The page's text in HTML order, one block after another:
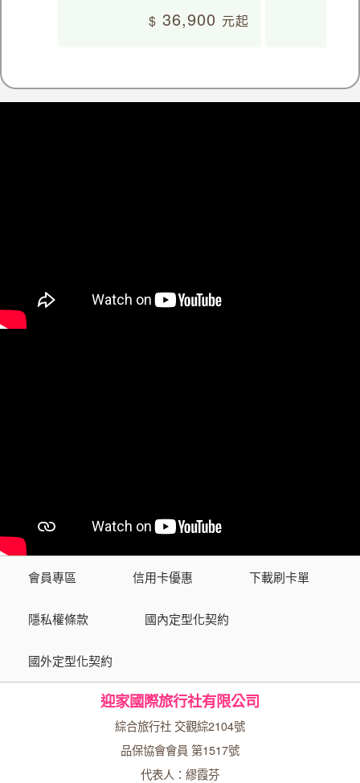
36,900
會員專區 信用卡優惠 下載刷卡單
隱私權條款 國內定型化契約
國外定型化契約
迎家國際旅行社有限公司
綜合旅行社 交觀綜2104號
品保協會會員 第1517號
代表人：繆霞芬